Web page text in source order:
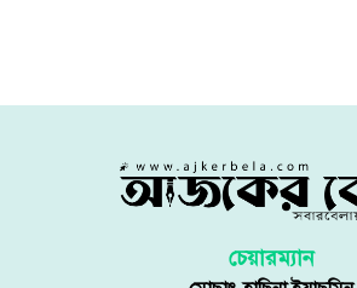
চেয়ারম্যান